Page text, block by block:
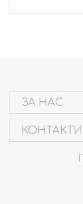
ЗА НАС
КОНТАКТИ